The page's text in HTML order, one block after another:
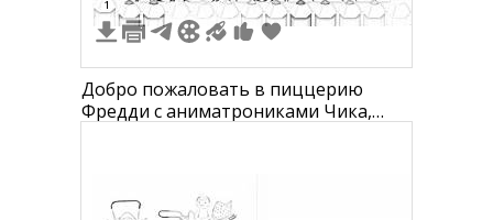
1
Добро пожаловать в пиццерию
Фредди с аниматрониками Чика,